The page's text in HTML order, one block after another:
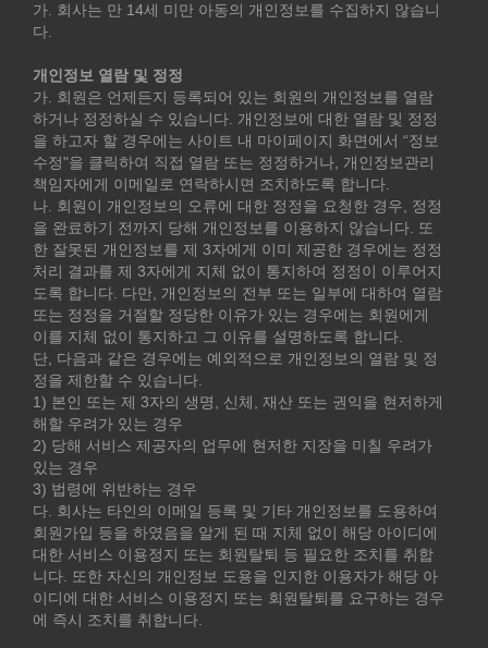
가. 회사는 만 14세 미만 아동의 개인정보를 수집하지 않습니
다.
개인정보 열람 및 정정
가. 회원은 언제든지 등록되어 있는 회원의 개인정보를 열람
하거나 정정하실 수 있습니다. 개인정보에 대한 열람 및 정정
을 하고자 할 경우에는 사이트 내 마이페이지 화면에서 “정보
수정"을 클릭하여 직접 열람 또는 정정하거나, 개인정보관리
책임자에게 이메일로 연락하시면 조치하도록 합니다.
나. 회원이 개인정보의 오류에 대한 정정을 요청한 경우, 정정
을 완료하기 전까지 당해 개인정보를 이용하지 않습니다. 또
한 잘못된 개인정보를 제 3자에게 이미 제공한 경우에는 정정
처리 결과를 제 3자에게 지체 없이 통지하여 정정이 이루어지
도록 합니다. 다만, 개인정보의 전부 또는 일부에 대하여 열람
또는 정정을 거절할 정당한 이유가 있는 경우에는 회원에게
이를 지체 없이 통지하고 그 이유를 설명하도록 합니다.
단, 다음과 같은 경우에는 예외적으로 개인정보의 열람 및 정
정을 제한할 수 있습니다.
1) 본인 또는 제 3자의 생명, 신체, 재산 또는 권익을 현저하게
해할 우려가 있는 경우
2) 당해 서비스 제공자의 업무에 현저한 지장을 미칠 우려가
있는 경우
3) 법령에 위반하는 경우
다. 회사는 타인의 이메일 등록 및 기타 개인정보를 도용하여
회원가입 등을 하였음을 알게 된 때 지체 없이 해당 아이디에
대한 서비스 이용정지 또는 회원탈퇴 등 필요한 조치를 취합
니다. 또한 자신의 개인정보 도용을 인지한 이용자가 해당 아
이디에 대한 서비스 이용정지 또는 회원탈퇴를 요구하는 경우
에 즉시 조치를 취합니다.